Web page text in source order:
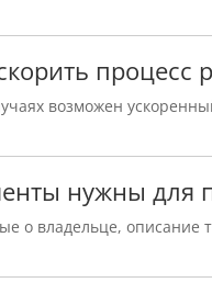
процесс
возможен
нужны для
о владельце, описание